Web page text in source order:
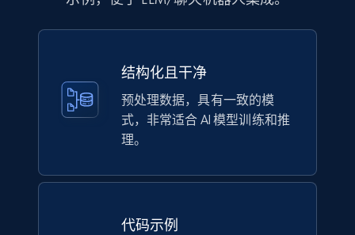
eCommerce
149+
URL, Domain, Marketplace pn, Sku, Other pn,
结构化且干净
预处理数据，具有一致的模
式，非常适合 AI 模型训练和推
理。
代码示例